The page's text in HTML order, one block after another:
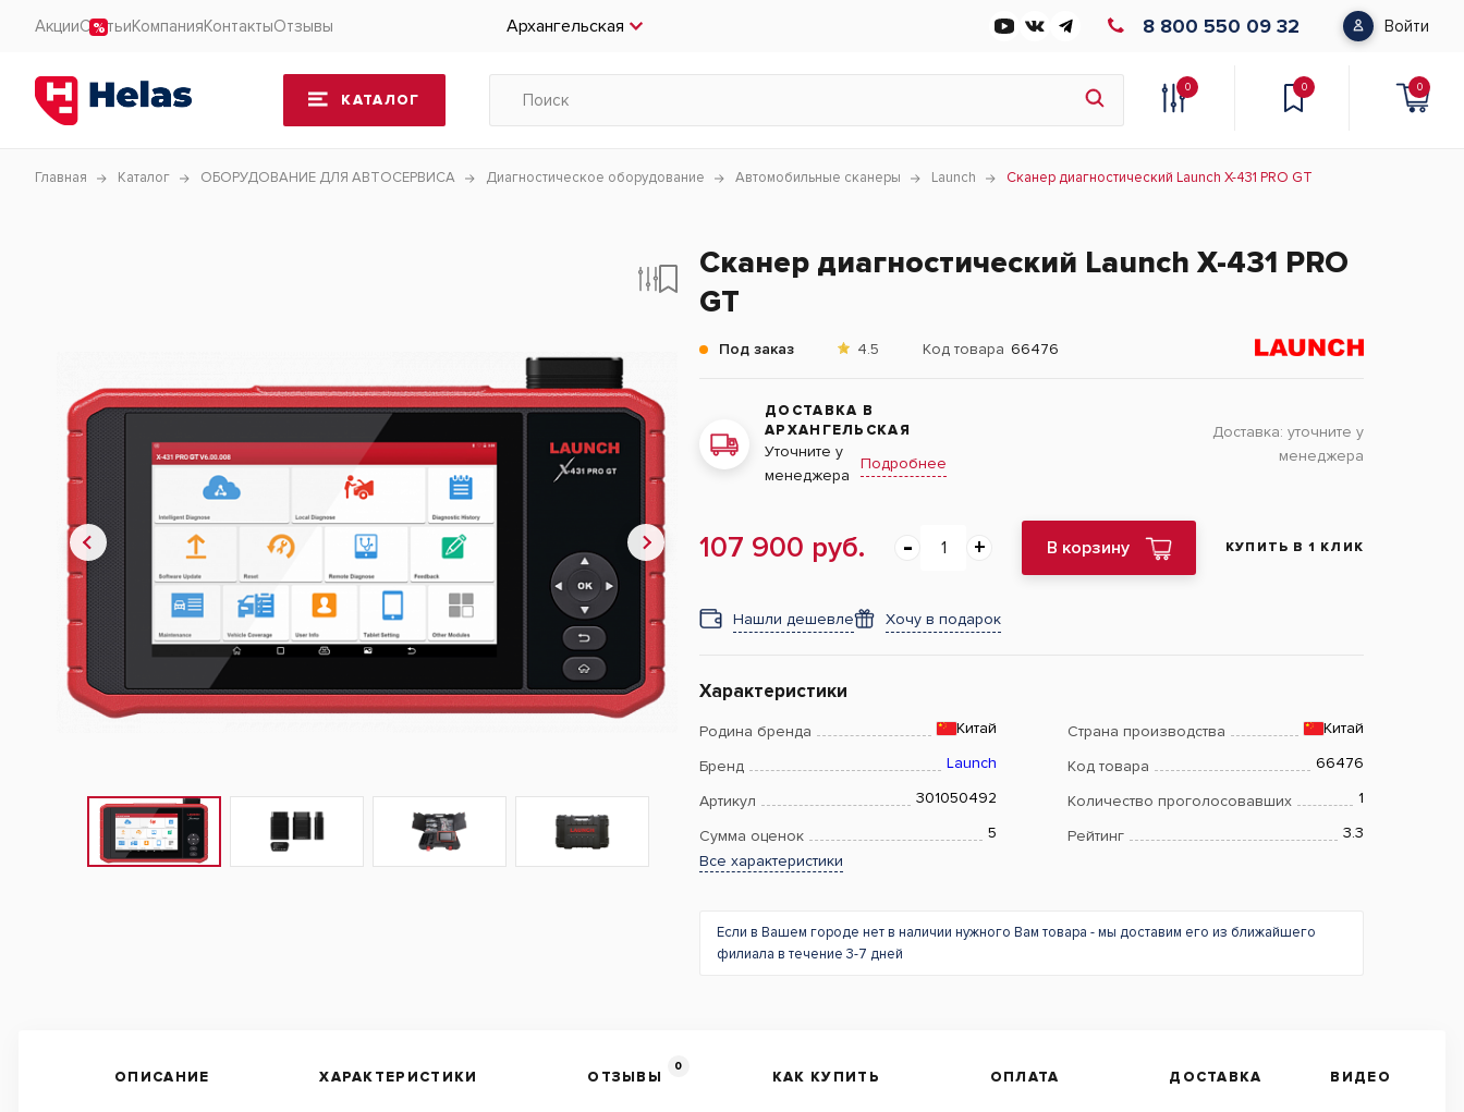
АкцииСтатьиКомпанияКонтактыОтзывы Архангельская 8 800 550 09 32 Войти
КАТАЛОГ
0 0 0
Главная Каталог ОБОРУДОВАНИЕ ДЛЯ АВТОСЕРВИСА Диагностическое оборудование Автомобильные сканеры Launch Сканер диагностический Launch X-431 PRO GT
Сканер диагностический Launch X-431 PRO
GT
Под заказ 4.5 Код товара 66476
ДОСТАВКА В
АРХАНГЕЛЬСКАЯ
Уточните у
менеджера
Подробнее
Доставка: уточните у
менеджера
107 900 руб. В корзину КУПИТЬ В 1 КЛИК
Нашли дешевле Хочу в подарок
Характеристики
Родина бренда Китай Страна производства Китай
Бренд Launch Код товара 66476
Артикул 301050492 Количество проголосовавших 1
Сумма оценок 5 Рейтинг
3.3
Все характеристики
Если в Вашем городе нет в наличии нужного Вам товара - мы доставим его из ближайшего
филиала в течение 3-7 дней
ОПИСАНИЕ ХАРАКТЕРИСТИКИ ОТЗЫВЫ
0
КАК КУПИТЬ ОПЛАТА ДОСТАВКА ВИДЕО